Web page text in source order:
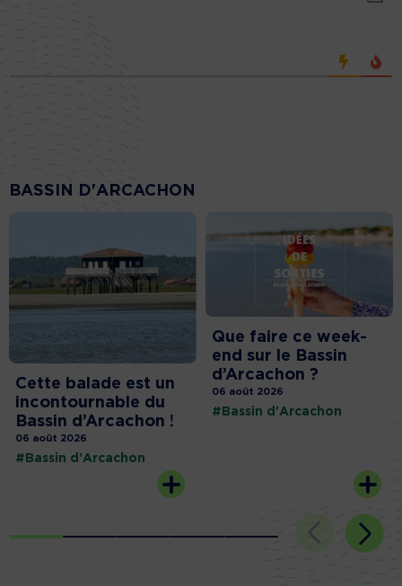
BASSIN D'ARCACHON
Cette balade est un
incontournable du
Bassin d’Arcachon !
06 août 2026
#Bassin d'Arcachon
Que faire ce week-
end sur le Bassin
d’Arcachon ?
06 août 2026
#Bassin d'Arcachon